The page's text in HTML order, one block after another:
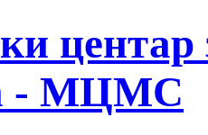
центар
- МЦМС